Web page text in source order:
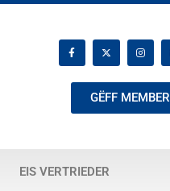
GËFF MEMBER
EIS VERTRIEDER